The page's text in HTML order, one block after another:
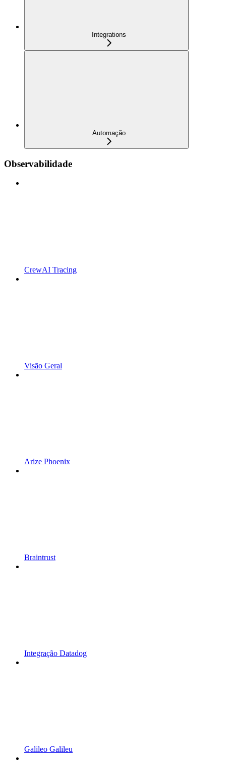
Integrations
Automação
Observabilidade
CrewAI Tracing
Visão Geral
Arize Phoenix
Braintrust
Integração Datadog
Galileo Galileu